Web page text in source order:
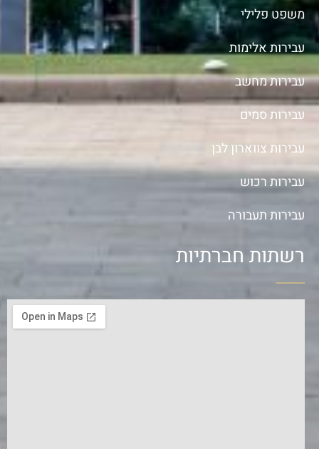
משפט פלילי
עבירות אלימות
עבירות מחשב
עבירות סמים
עבירות צווארון לבן
עבירות רכוש
עבירות תעבורה
רשתות חברתיות